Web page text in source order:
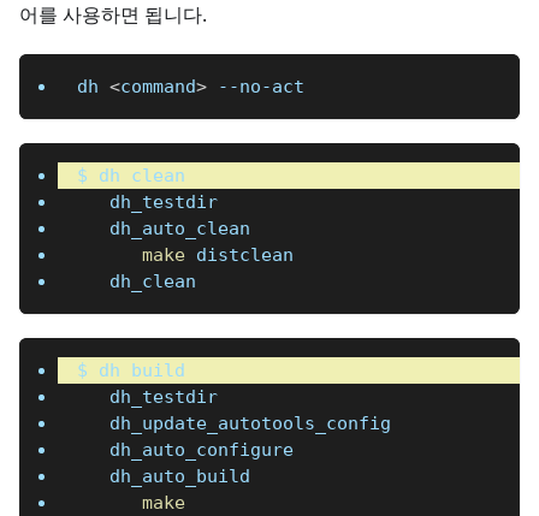
어를 사용하면 됩니다.
dh <command> --no-act
$ dh clean
   dh_testdir
   dh_auto_clean
make distclean
   dh_clean
$ dh build
   dh_testdir
   dh_update_autotools_config
   dh_auto_configure
   dh_auto_build
make